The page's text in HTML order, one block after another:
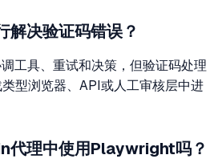
决验证码错误？
工具、重试和决策，但验证码处理
型浏览器、API或人工审核层中进
代理中使用Playwright吗？